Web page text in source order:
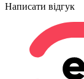
Написати відгук